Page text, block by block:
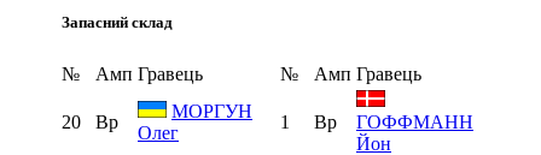
Запасний склад
№ Амп Гравець № Амп Гравець
20 Вр
МОРГУН
Олег
1 Вр
ГОФФМАНН
Йон